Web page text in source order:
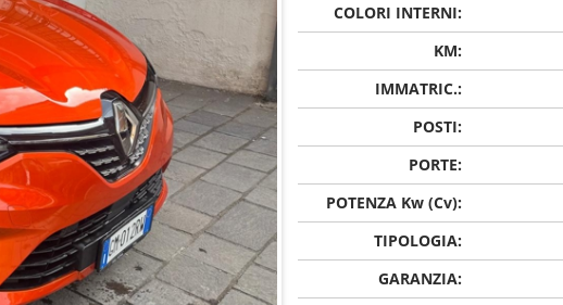
COLORI INTERNI:
KM:
IMMATRIC.:
POSTI:
PORTE:
POTENZA Kw (Cv):
TIPOLOGIA:
GARANZIA: